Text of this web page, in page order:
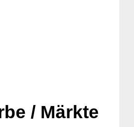
/ Märkte